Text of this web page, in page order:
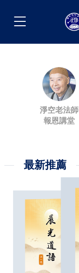
淨空老法師
報恩講堂
最新推薦